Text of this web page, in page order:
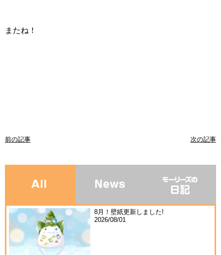
またね！
前の記事 次の記事
8月！壁紙更新しました!
2026/08/01